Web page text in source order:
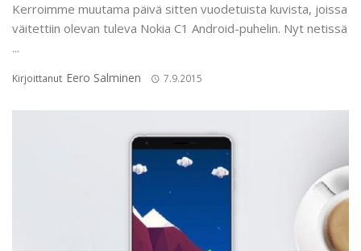
Kerroimme muutama päivä sitten vuodetuista kuvista, joissa
väitettiin olevan tuleva Nokia C1 Android-puhelin. Nyt netissä
...
Kirjoittanut Eero Salminen 7.9.2015